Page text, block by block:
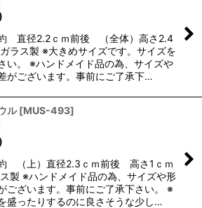
直径2.2ｃｍ前後 （全体）高さ2.4
ラス製 ※大きめサイズです。サイズを
い。 ※ハンドメイド品の為、サイズや
がございます。事前にご了承下…
ル [MUS-493]
（上）直径2.3ｃｍ前後 高さ1ｃｍ
製 ※ハンドメイド品の為、サイズや形
ございます。事前にご了承下さい。 ※
盛ったりするのに良さそうな少し…